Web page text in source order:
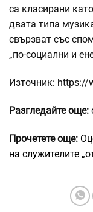
са класирани
двата типа
свързват със
„по-социални и
Източник: https://
Разгледайте още:
Прочетете още:
на служителите